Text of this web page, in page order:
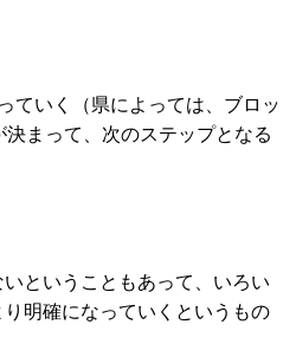
ていく（県によっては、ブロッ
まって、次のステップとなる
ということもあって、いろい
明確になっていくというもの